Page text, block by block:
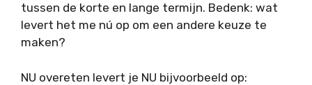
tussen de korte en lange termijn. Bedenk: wat
levert het me nú op om een andere keuze te
maken?
NU overeten levert je NU bijvoorbeeld op: